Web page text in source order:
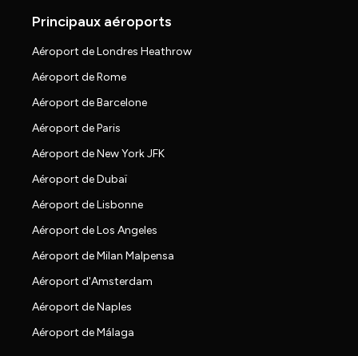
Principaux aéroports
Aéroport de Londres Heathrow
Aéroport de Rome
Aéroport de Barcelone
Aéroport de Paris
Aéroport de New York JFK
Aéroport de Dubaï
Aéroport de Lisbonne
Aéroport de Los Angeles
Aéroport de Milan Malpensa
Aéroport d'Amsterdam
Aéroport de Naples
Aéroport de Málaga